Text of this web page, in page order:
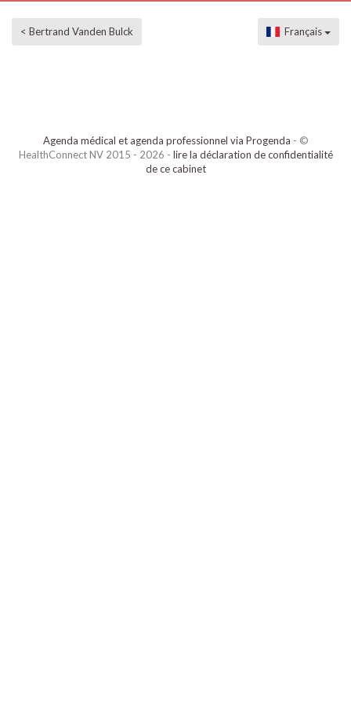
< Bertrand Vanden Bulck Français
Agenda médical et agenda professionnel via Progenda - ©
HealthConnect NV 2015 - 2026 - lire la déclaration de confidentialité
de ce cabinet